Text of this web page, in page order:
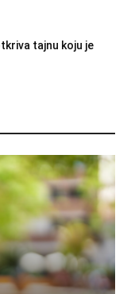
tajnu koju je